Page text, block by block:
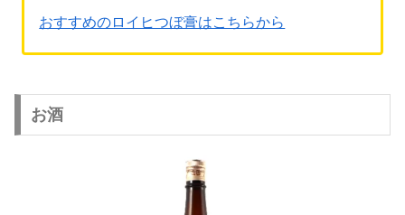
おすすめのロイヒつぼ膏はこちらから
お酒